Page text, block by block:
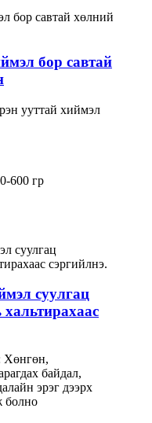
бор савтай
ууттай хиймэл
600 гр
суулгац
Хөнгөн,
байдал,
эрэг дээрх
болно